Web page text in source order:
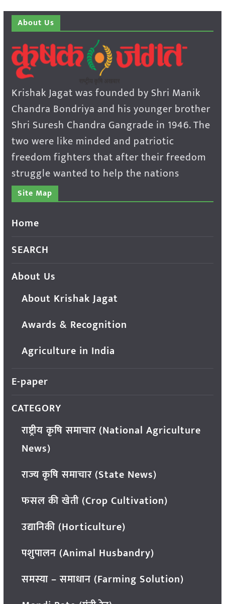
About Us
Krishak Jagat was founded by Shri Manik
Chandra Bondriya and his younger brother
Shri Suresh Chandra Gangrade in 1946. The
two were like minded and patriotic
freedom fighters that after their freedom
struggle wanted to help the nations
Site Map
Home
SEARCH
About Us
About Krishak Jagat
Awards & Recognition
Agriculture in India
E-paper
CATEGORY
राष्ट्रीय कृषि समाचार (National Agriculture
News)
राज्य कृषि समाचार (State News)
फसल की खेती (Crop Cultivation)
उद्यानिकी (Horticulture)
पशुपालन (Animal Husbandry)
समस्या – समाधान (Farming Solution)